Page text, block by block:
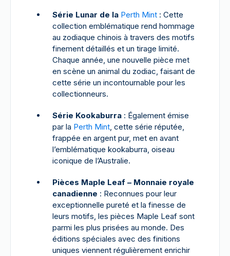
Série Lunar de la Perth Mint : Cette
collection emblématique rend hommage
au zodiaque chinois à travers des motifs
finement détaillés et un tirage limité.
Chaque année, une nouvelle pièce met
en scène un animal du zodiac, faisant de
cette série un incontournable pour les
collectionneurs.
Série Kookaburra : Également émise
par la Perth Mint, cette série réputée,
frappée en argent pur, met en avant
l’emblématique kookaburra, oiseau
iconique de l’Australie.
Pièces Maple Leaf – Monnaie royale
canadienne : Reconnues pour leur
exceptionnelle pureté et la finesse de
leurs motifs, les pièces Maple Leaf sont
parmi les plus prisées au monde. Des
éditions spéciales avec des finitions
uniques viennent régulièrement enrichir